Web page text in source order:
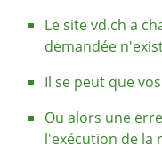
Le site vd.ch a
demandée
Il se peut que
Ou alors une
l'exécution de la